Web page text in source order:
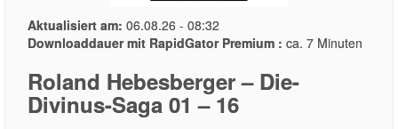
Aktualisiert am: 06.08.26 - 08:32
Downloaddauer mit RapidGator Premium : ca. 7 Minuten
Roland Hebesberger – Die-
Divinus-Saga 01 – 16